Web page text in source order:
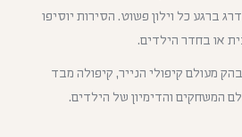
ברגע כל וילון פשוט. הסירות יוסיפו
או בחדר הילדים.
מעולם קיפולי הנייר, קיפולה מבד
המשחקים והדימיון של הילדים.